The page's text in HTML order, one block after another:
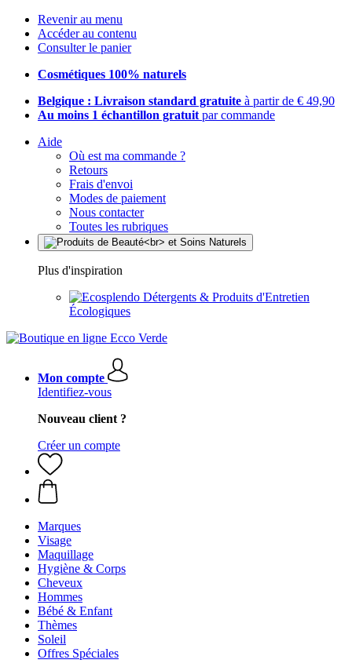
Revenir au menu
Accéder au contenu
Consulter le panier
Cosmétiques 100% naturels
Belgique : Livraison standard gratuite à partir de € 49,90
Au moins 1 échantillon gratuit par commande
Aide
Où est ma commande ?
Retours
Frais d'envoi
Modes de paiement
Nous contacter
Toutes les rubriques
Plus d'inspiration
Détergents & Produits d'Entretien
Écologiques
Mon compte
Identifiez-vous
Nouveau client ?
Créer un compte
Marques
Visage
Maquillage
Hygiène & Corps
Cheveux
Hommes
Bébé & Enfant
Thèmes
Soleil
Offres Spéciales